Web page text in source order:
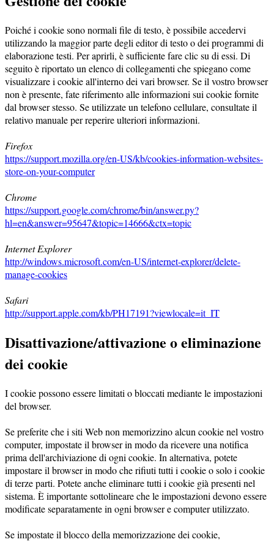
Poiché i cookie sono normali file di testo, è possibile accedervi
utilizzando la maggior parte degli editor di testo o dei programmi di
elaborazione testi. Per aprirli, è sufficiente fare clic su di essi. Di
seguito è riportato un elenco di collegamenti che spiegano come
visualizzare i cookie all'interno dei vari browser. Se il vostro browser
non è presente, fate riferimento alle informazioni sui cookie fornite
dal browser stesso. Se utilizzate un telefono cellulare, consultate il
relativo manuale per reperire ulteriori informazioni.
Firefox
https://support.mozilla.org/en-US/kb/cookies-information-websites-
store-on-your-computer
Chrome
https://support.google.com/chrome/bin/answer.py?
hl=en&answer=95647&topic=14666&ctx=topic
Internet Explorer
http://windows.microsoft.com/en-US/internet-explorer/delete-
manage-cookies
Safari
http://support.apple.com/kb/PH17191?viewlocale=it_IT
Disattivazione/attivazione o eliminazione
dei cookie
I cookie possono essere limitati o bloccati mediante le impostazioni
del browser.
Se preferite che i siti Web non memorizzino alcun cookie nel vostro
computer, impostate il browser in modo da ricevere una notifica
prima dell'archiviazione di ogni cookie. In alternativa, potete
impostare il browser in modo che rifiuti tutti i cookie o solo i cookie
di terze parti. Potete anche eliminare tutti i cookie già presenti nel
sistema. È importante sottolineare che le impostazioni devono essere
modificate separatamente in ogni browser e computer utilizzato.
Se impostate il blocco della memorizzazione dei cookie,